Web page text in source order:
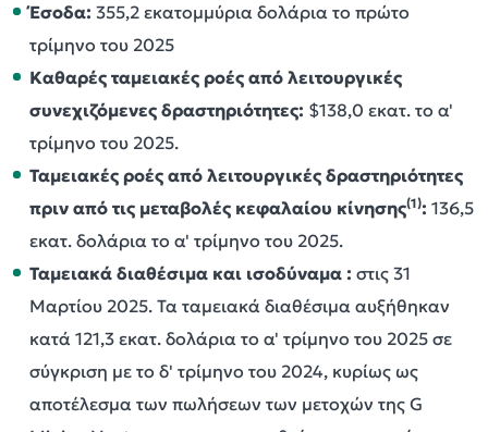
Έσοδα: 355,2 εκατομμύρια δολάρια το πρώτο
τρίμηνο του 2025
Καθαρές ταμειακές ροές από λειτουργικές
συνεχιζόμενες δραστηριότητες: $138,0 εκατ. το α'
τρίμηνο του 2025.
Ταμειακές ροές από λειτουργικές δραστηριότητες
πριν από τις μεταβολές κεφαλαίου κίνησης(1): 136,5
εκατ. δολάρια το α' τρίμηνο του 2025.
Ταμειακά διαθέσιμα και ισοδύναμα : στις 31
Μαρτίου 2025. Τα ταμειακά διαθέσιμα αυξήθηκαν
κατά 121,3 εκατ. δολάρια το α' τρίμηνο του 2025 σε
σύγκριση με το δ' τρίμηνο του 2024, κυρίως ως
αποτέλεσμα των πωλήσεων των μετοχών της G